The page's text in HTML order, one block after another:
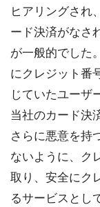
ヒアリングされ
ード決済がなさ
が一般的でした
にクレジット番
じていたユーザ
当社のカード決
さらに悪意を持
ないように、ク
取り、安全にク
るサービスとし